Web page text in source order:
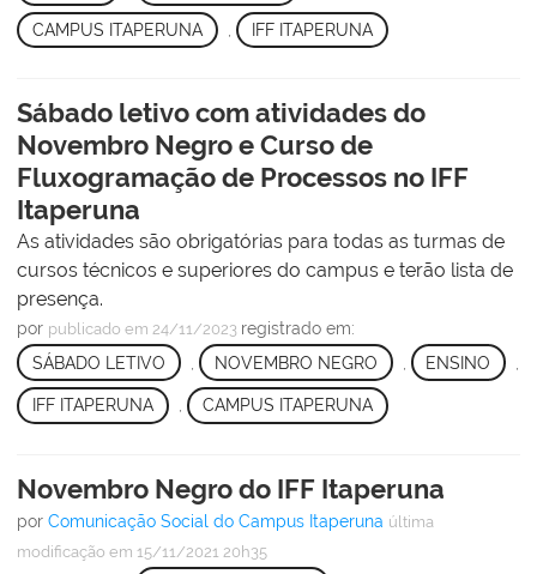
CAMPUS ITAPERUNA IFF ITAPERUNA
Sábado letivo com atividades do
Novembro Negro e Curso de
Fluxogramação de Processos no IFF
Itaperuna
As atividades são obrigatórias para todas as turmas de
cursos técnicos e superiores do campus e terão lista de
presença.
por publicado em 24/11/2023 registrado em:
SÁBADO LETIVO
NOVEMBRO NEGRO ENSINO
IFF ITAPERUNA , CAMPUS ITAPERUNA
Novembro Negro do IFF Itaperuna
por Comunicação Social do Campus Itaperuna última
modificação em 15/11/2021 20h35